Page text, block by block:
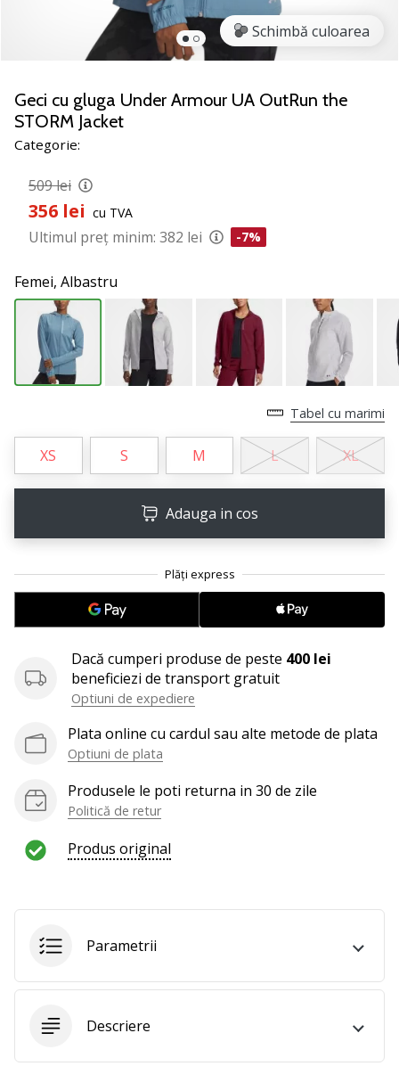
un
fan
al
baschetului
și
noi?
Alătură-
ca
Ambasador
brandului.
toate
articolele
Schimbă culoarea
Geci cu gluga Under Armour UA OutRun the
STORM Jacket
Categorie:
509 lei
356 lei cu TVA
Ultimul preț minim: 382 lei -7%
Femei, Albastru
Tabel cu marimi
XS S M L XL
Adauga in cos
Dacă cumperi produse de peste 400 lei
beneficiezi de transport gratuit
Optiuni de expediere
Plata online cu cardul sau alte metode de plata
Optiuni de plata
Produsele le poti returna in 30 de zile
Politică de retur
Produs original
Parametrii
Descriere